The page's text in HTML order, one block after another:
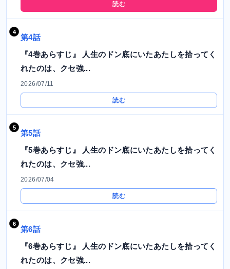
読む
第4話
『4巻あらすじ』 人生のドン底にいたあたしを拾ってく
れたのは、クセ強...
2026/07/11
読む
第5話
『5巻あらすじ』 人生のドン底にいたあたしを拾ってく
れたのは、クセ強...
2026/07/04
読む
第6話
『6巻あらすじ』 人生のドン底にいたあたしを拾ってく
れたのは、クセ強...